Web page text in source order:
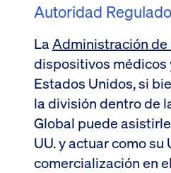
Autoridad
LaAdministración de
dispositivos médicos
Estados Unidos, si
la división dentro de
Global puede
UU. y actuar como
comercialización en